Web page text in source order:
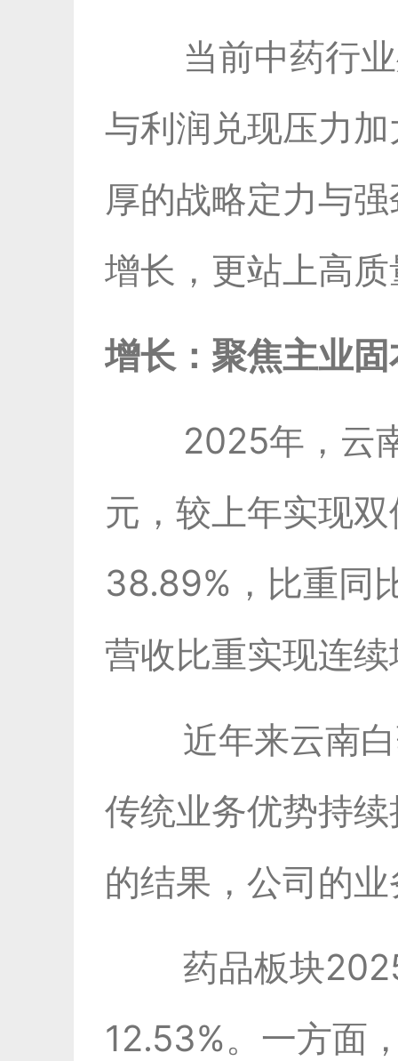
当前中药行
与利润兑现压力
厚的战略定力与
增长，更站上高
增长：聚焦主业
2025年，云
元，较上年实现
38.89%，比重同
营收比重实现连
近年来云南
传统业务优势持
的结果，公司的
药品板块
12.53%。一方面